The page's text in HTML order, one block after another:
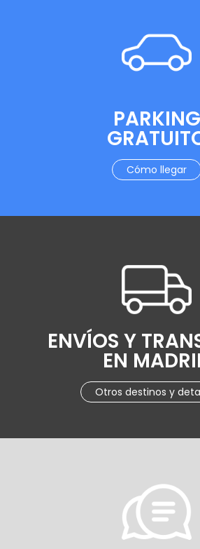
PARKING
Cómo llegar
ENVÍOS Y
EN
Otros destinos y